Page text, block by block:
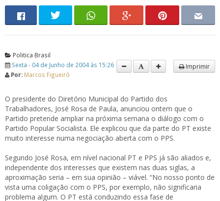
Politica Brasil
Sexta - 04 de Junho de 2004 às 15:26
Por: Marcos Figueiró
Imprimir
O presidente do Diretório Municipal do Partido dos
Trabalhadores, José Rosa de Paula, anunciou ontem que o
Partido pretende ampliar na próxima semana o diálogo com o
Partido Popular Socialista. Ele explicou que da parte do PT existe
muito interesse numa negociação aberta com o PPS.
Segundo José Rosa, em nível nacional PT e PPS já são aliados e,
independente dos interesses que existem nas duas siglas, a
aproximação seria – em sua opinião – viável. “No nosso ponto de
vista uma coligação com o PPS, por exemplo, não significaria
problema algum. O PT está conduzindo essa fase de